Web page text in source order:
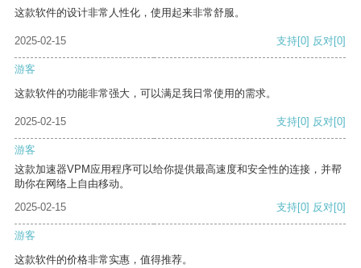
这款软件的设计非常人性化，使用起来非常舒服。
2025-02-15 支持[0] 反对[0]
游客
这款软件的功能非常强大，可以满足我日常使用的需求。
2025-02-15 支持[0] 反对[0]
游客
这款加速器VPM应用程序可以给你提供最高速度和安全性的连接，并帮
助你在网络上自由移动。
2025-02-15
支持[0] 反对[0]
游客
这款软件的价格非常实惠，值得推荐。